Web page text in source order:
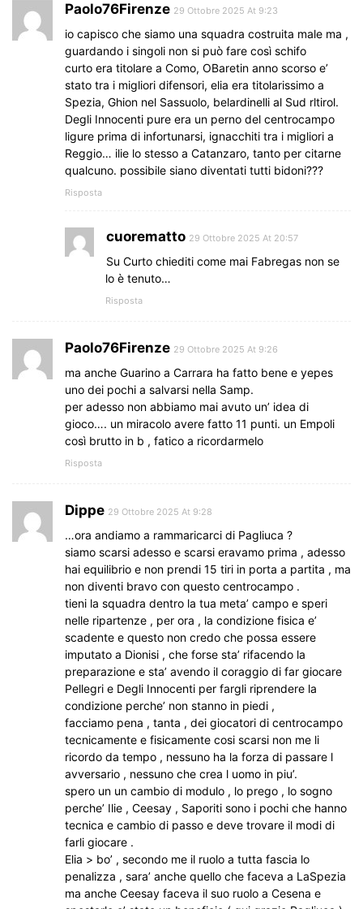
Paolo76Firenze 29 Ottobre 2025 At 9:23
io capisco che siamo una squadra costruita male ma ,
guardando i singoli non si può fare così schifo
curto era titolare a Como, OBaretin anno scorso e’
stato tra i migliori difensori, elia era titolarissimo a
Spezia, Ghion nel Sassuolo, belardinelli al Sud rltirol.
Degli Innocenti pure era un perno del centrocampo
ligure prima di infortunarsi, ignacchiti tra i migliori a
Reggio… ilie lo stesso a Catanzaro, tanto per citarne
qualcuno. possibile siano diventati tutti bidoni???
Risposta
cuorematto 29 Ottobre 2025 At 20:57
Su Curto chiediti come mai Fabregas non se
lo è tenuto…
Risposta
Paolo76Firenze 29 Ottobre 2025 At 9:26
ma anche Guarino a Carrara ha fatto bene e yepes
uno dei pochi a salvarsi nella Samp.
per adesso non abbiamo mai avuto un’ idea di
gioco…. un miracolo avere fatto 11 punti. un Empoli
così brutto in b , fatico a ricordarmelo
Risposta
Dippe 29 Ottobre 2025 At 9:28
…ora andiamo a rammaricarci di Pagliuca ?
siamo scarsi adesso e scarsi eravamo prima , adesso
hai equilibrio e non prendi 15 tiri in porta a partita , ma
non diventi bravo con questo centrocampo .
tieni la squadra dentro la tua meta’ campo e speri
nelle ripartenze , per ora , la condizione fisica e’
scadente e questo non credo che possa essere
imputato a Dionisi , che forse sta’ rifacendo la
preparazione e sta’ avendo il coraggio di far giocare
Pellegri e Degli Innocenti per fargli riprendere la
condizione perche’ non stanno in piedi ,
facciamo pena , tanta , dei giocatori di centrocampo
tecnicamente e fisicamente cosi scarsi non me li
ricordo da tempo , nessuno ha la forza di passare l
avversario , nessuno che crea l uomo in piu’.
spero un un cambio di modulo , lo prego , lo sogno
perche’ Ilie , Ceesay , Saporiti sono i pochi che hanno
tecnica e cambio di passo e deve trovare il modi di
farli giocare .
Elia > bo’ , secondo me il ruolo a tutta fascia lo
penalizza , sara’ anche quello che faceva a LaSpezia
ma anche Ceesay faceva il suo ruolo a Cesena e